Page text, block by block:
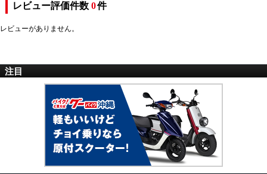
レビュー評価件数 0件
レビューがありません。
注目